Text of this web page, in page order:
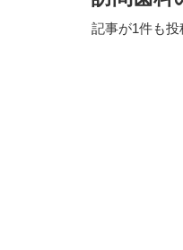
記事が1件も